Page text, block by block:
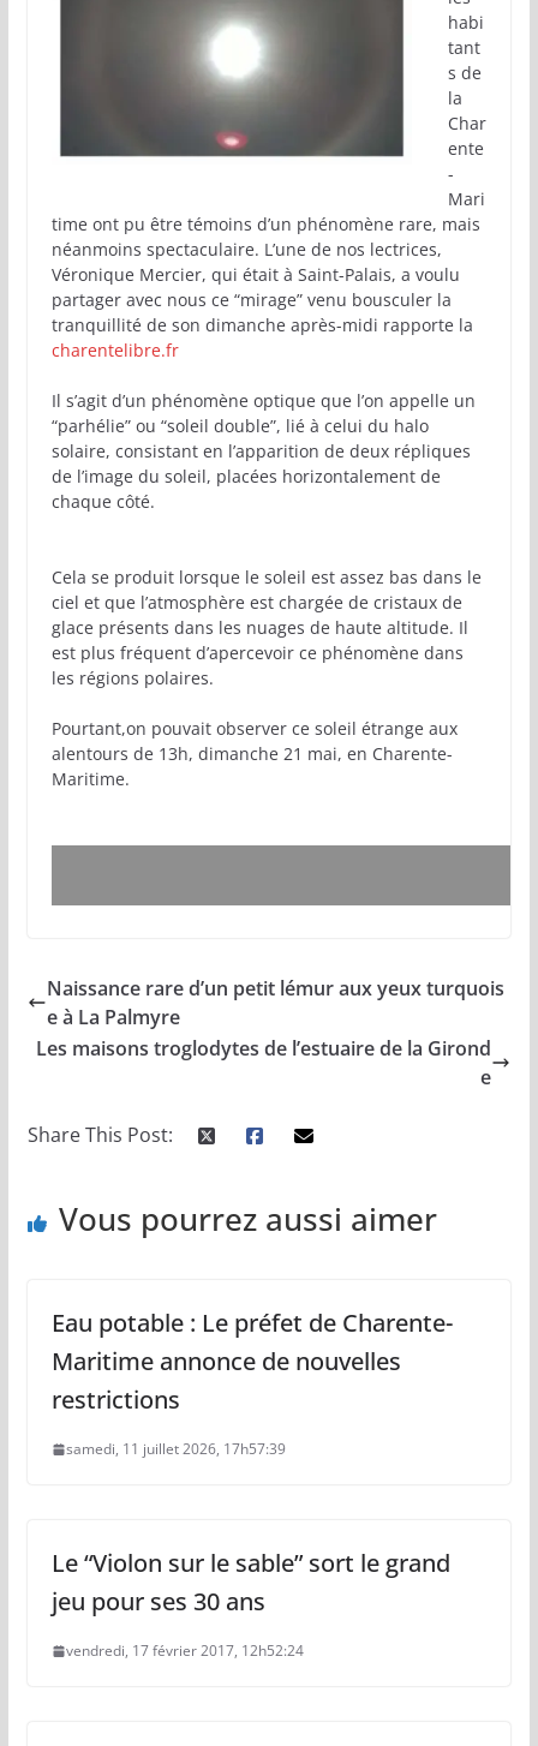
habi
tant
s de
la
Char
ente
-
Mari
time ont pu être témoins d’un phénomène rare, mais
néanmoins spectaculaire. L’une de nos lectrices,
Véronique Mercier, qui était à Saint-Palais, a voulu
partager avec nous ce “mirage” venu bousculer la
tranquillité de son dimanche après-midi rapporte la
charentelibre.fr
Il s’agit d’un phénomène optique que l’on appelle un
“parhélie” ou “soleil double”, lié à celui du halo
solaire, consistant en l’apparition de deux répliques
de l’image du soleil, placées horizontalement de
chaque côté.
Cela se produit lorsque le soleil est assez bas dans le
ciel et que l’atmosphère est chargée de cristaux de
glace présents dans les nuages de haute altitude. Il
est plus fréquent d’apercevoir ce phénomène dans
les régions polaires.
Pourtant,on pouvait observer ce soleil étrange aux
alentours de 13h, dimanche 21 mai, en Charente-
Maritime.
Naissance rare d’un petit lémur aux yeux turquois
e à La Palmyre
Les maisons troglodytes de l’estuaire de la Girond
e
Share This Post:
Vous pourrez aussi aimer
Eau potable : Le préfet de Charente-
Maritime annonce de nouvelles
restrictions
samedi, 11 juillet 2026, 17h57:39
Le “Violon sur le sable” sort le grand
jeu pour ses 30 ans
vendredi, 17 février 2017, 12h52:24